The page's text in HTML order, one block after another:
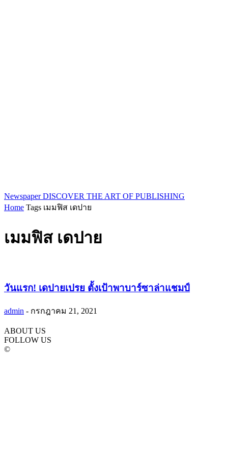
Newspaper DISCOVER THE ART OF PUBLISHING
Home Tags เมมฟิส เดปาย
เมมฟิส เดปาย
วันแรก! เดปายเปรย ตั้งเป้าพาบาร์ซาล่าแชมป์
admin - กรกฎาคม 21, 2021
ABOUT US
FOLLOW US
©